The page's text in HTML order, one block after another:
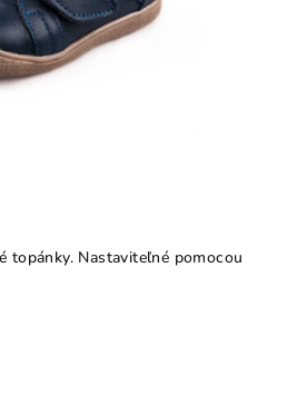
topánky. Nastaviteľné pomocou